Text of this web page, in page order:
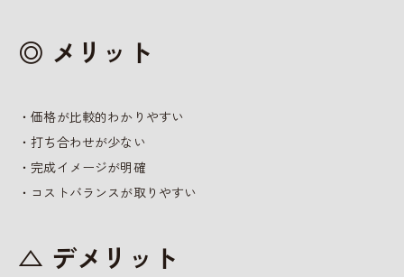
◎ メリット
・価格が比較的わかりやすい
・打ち合わせが少ない
・完成イメージが明確
・コストバランスが取りやすい
△ デメリット